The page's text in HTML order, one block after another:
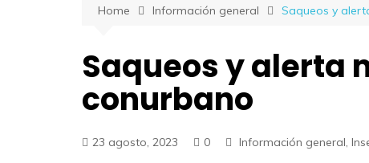
Home Información general Saqueos y
Saqueos y alerta
conurbano
23 agosto, 2023 0 Información general,